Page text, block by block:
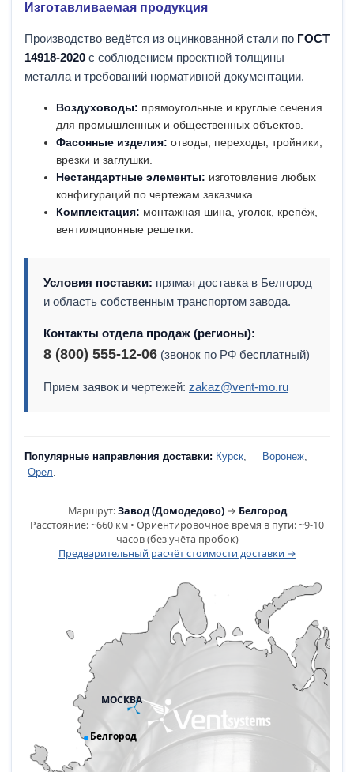
Изготавливаемая продукция
Производство ведётся из оцинкованной стали по ГОСТ
14918-2020 с соблюдением проектной толщины
металла и требований нормативной документации.
Воздуховоды: прямоугольные и круглые сечения
для промышленных и общественных объектов.
Фасонные изделия: отводы, переходы, тройники,
врезки и заглушки.
Нестандартные элементы: изготовление любых
конфигураций по чертежам заказчика.
Комплектация: монтажная шина, уголок, крепёж,
вентиляционные решетки.
Условия поставки: прямая доставка в Белгород
и область собственным транспортом завода.
Контакты отдела продаж (регионы):
8 (800) 555-12-06 (звонок по РФ бесплатный)
Прием заявок и чертежей: zakaz@vent-mo.ru
Популярные направления доставки: Курск, Воронеж,
Орел.
Маршрут:Завод (Домодедово)→ Белгород
Расстояние: ~660 км • Ориентировочное время в пути: ~9-10
часов (без учёта пробок)
Предварительный расчёт стоимости доставки →
МОСКВА
Белгород